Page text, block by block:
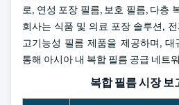
로, 연성 포장 필름, 보호 필름, 다층
회사는 식품 및 의료 포장 솔루션,
고기능성 필름 제품을 제공하며, 대
통해 아시아 내 복합 필름 공급 네트
복합 필름 시장 보